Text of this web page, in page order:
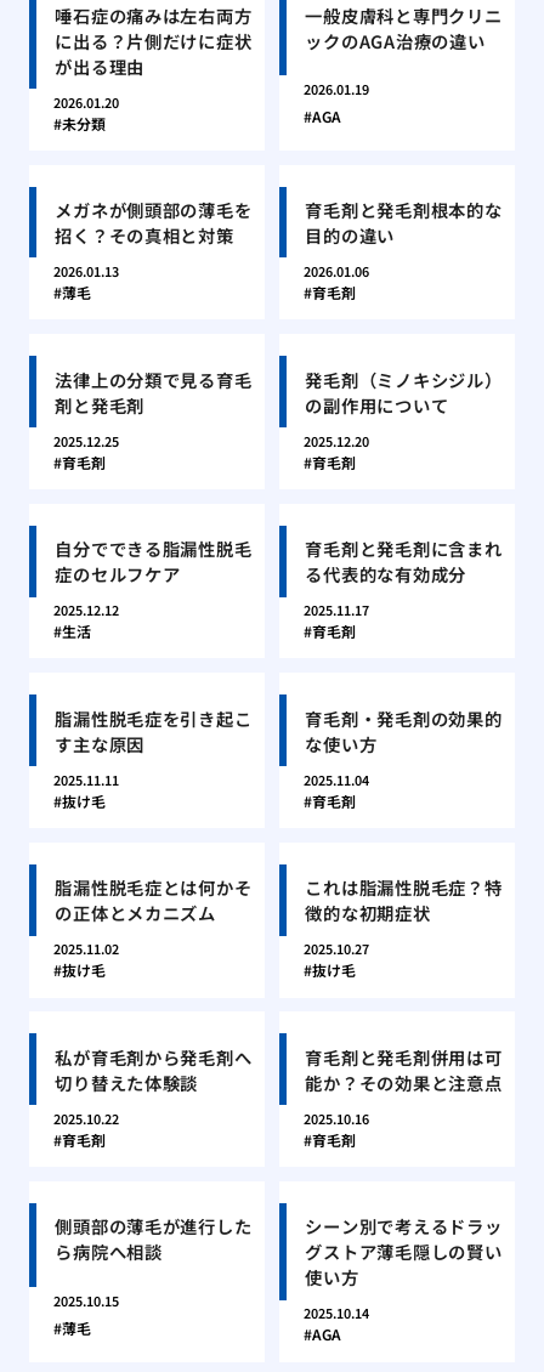
唾石症の痛みは左右両方
に出る？片側だけに症状
が出る理由
2026.01.20
未分類
一般皮膚科と専門クリニ
ックのAGA治療の違い
2026.01.19
AGA
メガネが側頭部の薄毛を
招く？その真相と対策
2026.01.13
薄毛
育毛剤と発毛剤根本的な
目的の違い
2026.01.06
育毛剤
法律上の分類で見る育毛
剤と発毛剤
2025.12.25
育毛剤
発毛剤（ミノキシジル）
の副作用について
2025.12.20
育毛剤
自分でできる脂漏性脱毛
症のセルフケア
2025.12.12
生活
育毛剤と発毛剤に含まれ
る代表的な有効成分
2025.11.17
育毛剤
脂漏性脱毛症を引き起こ
す主な原因
2025.11.11
抜け毛
育毛剤・発毛剤の効果的
な使い方
2025.11.04
育毛剤
脂漏性脱毛症とは何かそ
の正体とメカニズム
2025.11.02
抜け毛
これは脂漏性脱毛症？特
徴的な初期症状
2025.10.27
抜け毛
私が育毛剤から発毛剤へ
切り替えた体験談
2025.10.22
育毛剤
育毛剤と発毛剤併用は可
能か？その効果と注意点
2025.10.16
育毛剤
側頭部の薄毛が進行した
ら病院へ相談
2025.10.15
薄毛
シーン別で考えるドラッ
グストア薄毛隠しの賢い
使い方
2025.10.14
AGA